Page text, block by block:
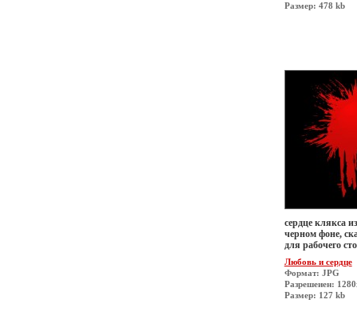
Размер: 478 kb
сердце клякса
черном фоне,
для рабочего
Любовь и сердце
Формат: JPG
Разрешеиен:
Размер: 127 kb